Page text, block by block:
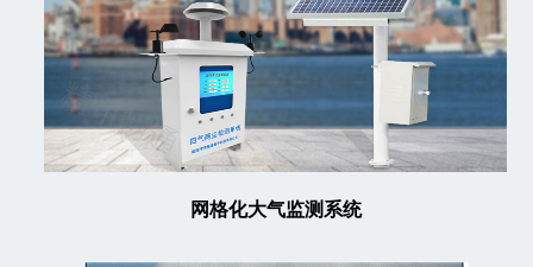
网格化大气监测系统